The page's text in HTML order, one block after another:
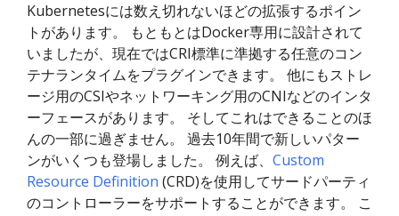
Kubernetesには数え切れないほどの拡張するポイン
トがあります。 もともとはDocker専用に設計されて
いましたが、現在ではCRI標準に準拠する任意のコン
テナランタイムをプラグインできます。 他にもストレ
ージ用のCSIやネットワーキング用のCNIなどのインタ
ーフェースがあります。 そしてこれはできることのほ
んの一部に過ぎません。 過去10年間で新しいパター
ンがいくつも登場しました。 例えば、 Custom
Resource Definition (CRD)を使用してサードパーティ
のコントローラーをサポートすることができます。 こ